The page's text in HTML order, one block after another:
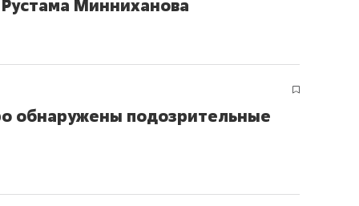
Минниханова
обнаружены подозрительные